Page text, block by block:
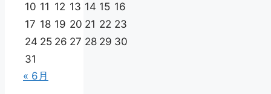
10 11 12 13 14 15 16
17 18 19 20 21 22 23
24 25 26 27 28 29 30
31
« 6月